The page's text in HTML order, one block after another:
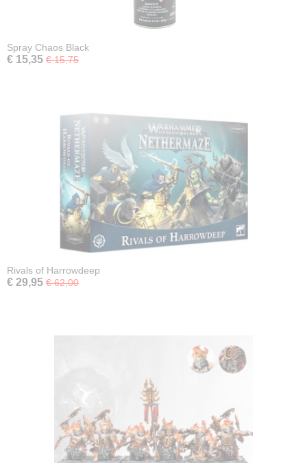
Spray Chaos Black
€ 15,35 € 15,75
Rivals of Harrowdeep
€ 29,95 € 62,00